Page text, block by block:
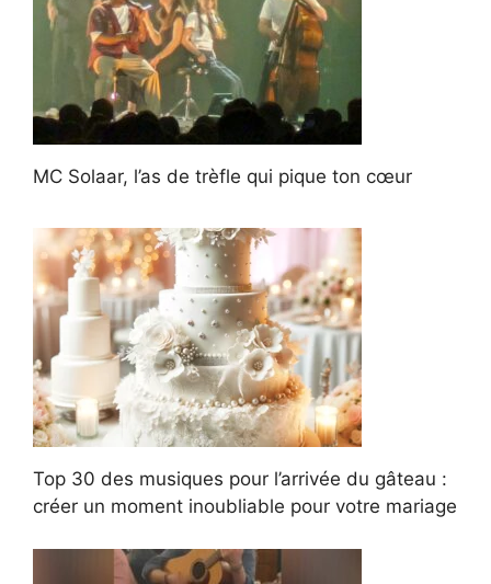
MC Solaar, l’as de trèfle qui pique ton cœur
Top 30 des musiques pour l’arrivée du gâteau :
créer un moment inoubliable pour votre mariage